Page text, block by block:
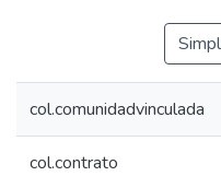
col.comunidadvinculada
col.contrato